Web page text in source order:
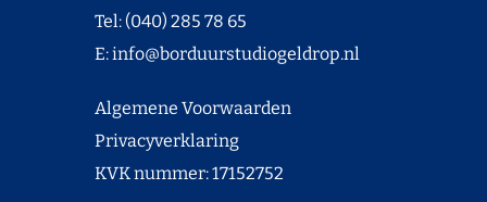
Tel: (040) 285 78 65
E:info@borduurstudiogeldrop.nl
Algemene Voorwaarden
Privacyverklaring
KVK nummer: 17152752